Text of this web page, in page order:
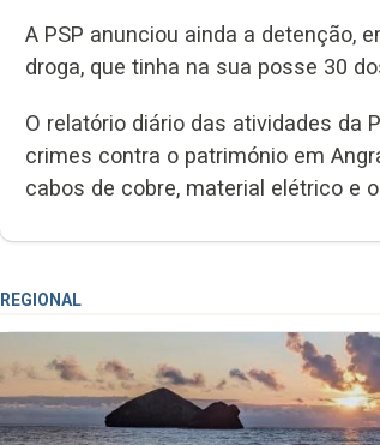
A PSP anunciou ainda a detenção,
droga, que tinha na sua posse 30
O relatório diário das atividades da
crimes contra o património em
cabos de cobre, material elétrico e
REGIONAL